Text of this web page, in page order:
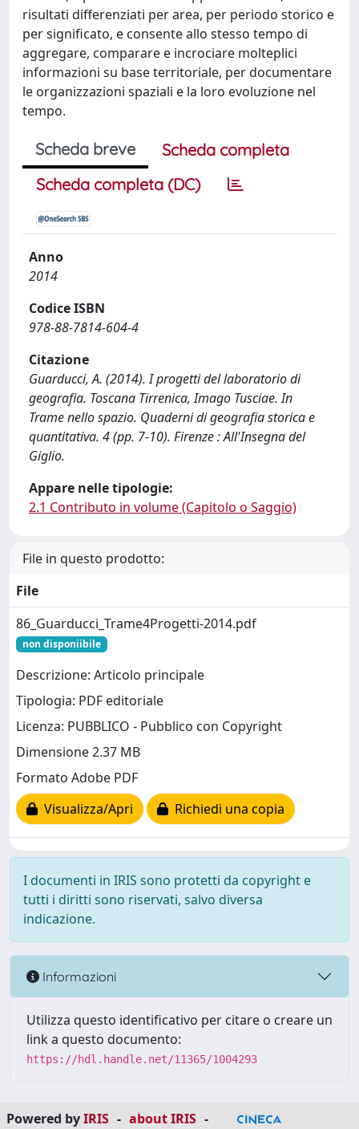
risultati differenziati per area, per periodo storico e
per significato, e consente allo stesso tempo di
aggregare, comparare e incrociare molteplici
informazioni su base territoriale, per documentare
le organizzazioni spaziali e la loro evoluzione nel
tempo.
Scheda breve
Scheda completa
Scheda completa (DC)
Anno
2014
Codice ISBN
978-88-7814-604-4
Citazione
Guarducci, A. (2014). I progetti del laboratorio di
geografia. Toscana Tirrenica, Imago Tusciae. In
Trame nello spazio. Quaderni di geografia storica e
quantitativa. 4 (pp. 7-10). Firenze : All'Insegna del
Giglio.
Appare nelle tipologie:
2.1 Contributo in volume (Capitolo o Saggio)
File in questo prodotto:
File
86_Guarducci_Trame4Progetti-2014.pdf
non disponiibile
Descrizione: Articolo principale
Tipologia: PDF editoriale
Licenza: PUBBLICO - Pubblico con Copyright
Dimensione 2.37 MB
Formato Adobe PDF
Visualizza/Apri
Richiedi una copia
I documenti in IRIS sono protetti da copyright e
tutti i diritti sono riservati, salvo diversa
indicazione.
Informazioni
Utilizza questo identificativo per citare o creare un
link a questo documento:
https://hdl.handle.net/11365/1004293
Powered byIRIS - about IRIS -